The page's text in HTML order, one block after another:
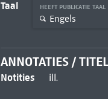
Taal HEEFT PUBLICATIE TAAL
Engels
ANNOTATIES /
Notities ill.